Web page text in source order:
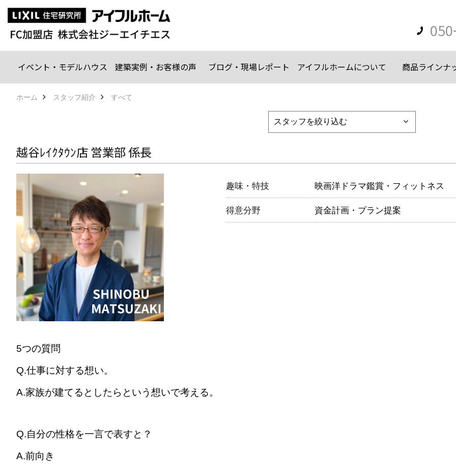
イベント・モデルハウス 建築実例・お客様の声 ブログ・現場レポート アイフルホームについて 商品ラインナ
ホーム スタッフ紹介 すべて
越谷ﾚｲｸﾀｳﾝ店 営業部 係長
趣味・特技 映画洋ドラマ鑑賞・フィットネス
得意分野 資金計画・プラン提案
5つの質問
Q.仕事に対する想い。
A.家族が建てるとしたらという想いで考える。
Q.自分の性格を一言で表すと？
A.前向き